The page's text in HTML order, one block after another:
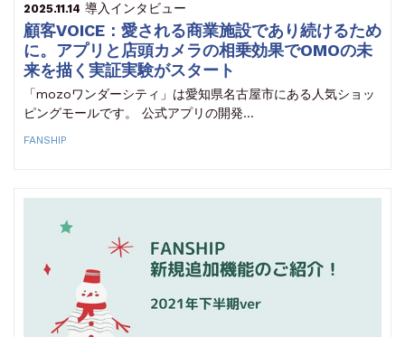
2025.11.14 導入インタビュー
顧客VOICE：愛される商業施設であり続けるため
に。アプリと店頭カメラの相乗効果でOMOの未
来を描く実証実験がスタート
「mozoワンダーシティ」は愛知県名古屋市にある人気ショッ
ピングモールです。 公式アプリの開発…
FANSHIP